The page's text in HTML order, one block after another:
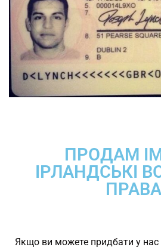
ПРОДАМ
ІРЛАНДСЬКІ
ПРАВА
Якщо ви можете придбати у нас